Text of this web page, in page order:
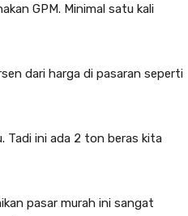
GPM. Minimal satu kali
dari harga di pasaran seperti
Tadi ini ada 2 ton beras kita
pasar murah ini sangat